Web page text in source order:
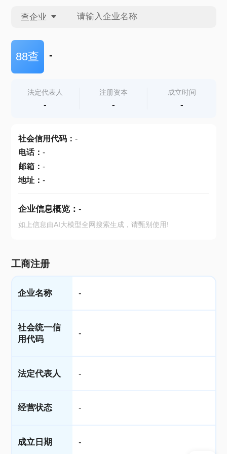
查企业
查企业
查产地
88查 -
法定代表人
-
注册资本
-
成立时间
-
社会信用代码： -
电话： -
邮箱： -
地址： -
企业信息概览： -
如上信息由AI大模型全网搜索生成，请甄别使用!
工商注册
企业名称 -
社会统一信
用代码
-
法定代表人 -
经营状态 -
成立日期 -